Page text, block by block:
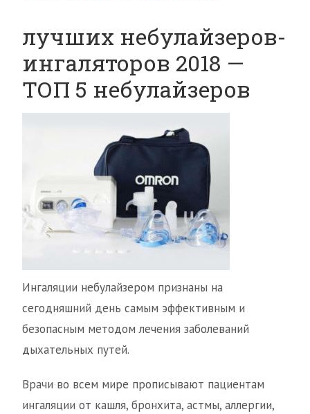
лучших небулайзеров-
ингаляторов 2018 —
ТОП 5 небулайзеров
Ингаляции небулайзером признаны на
сегодняшний день самым эффективным и
безопасным методом лечения заболеваний
дыхательных путей.
Врачи во всем мире прописывают пациентам
ингаляции от кашля, бронхита, астмы, аллергии,